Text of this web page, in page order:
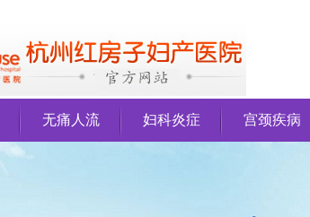
无痛人流 妇科炎症 宫颈疾病